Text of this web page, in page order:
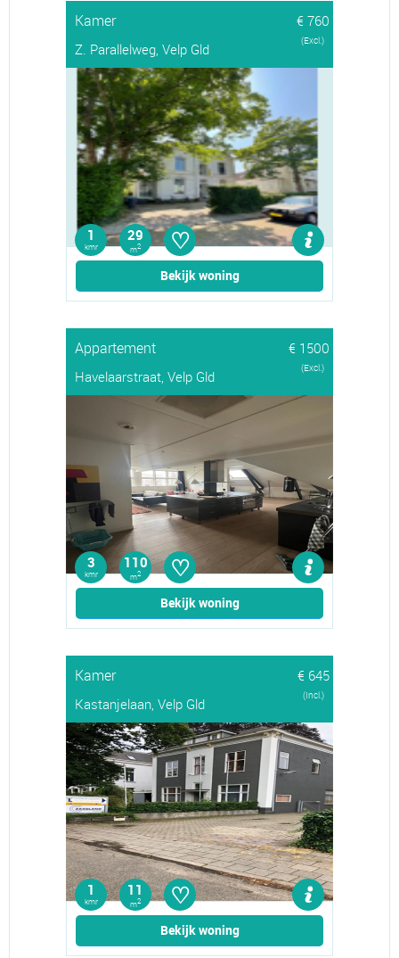
Kamer
€ 760
Z. Parallelweg, Velp Gld
(Excl.)
1
kmr
29
m2 ♡
Bekijk woning
Appartement
€ 1500
Havelaarstraat, Velp Gld
(Excl.)
3
kmr
110
m2 ♡
Bekijk woning
Kamer
€ 645
Kastanjelaan, Velp Gld
(Incl.)
1
kmr
11
m2 ♡
Bekijk woning